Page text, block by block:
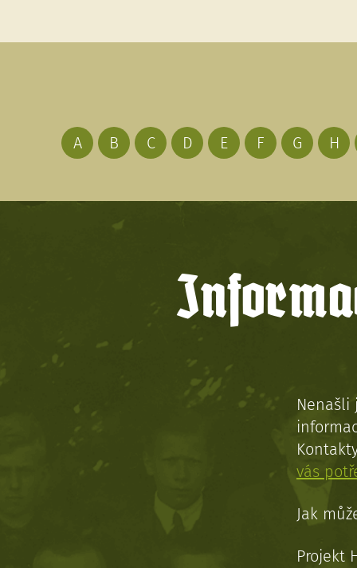
A B C D E F G H
Nenašli
vás
Jak
Projekt